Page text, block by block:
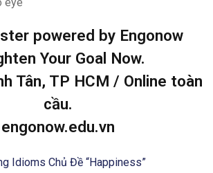
powered by Engonow
Your Goal Now.
Tân, TP HCM / Online toàn
cầu.
engonow.edu.vn
Idioms Chủ Đề “Happiness”